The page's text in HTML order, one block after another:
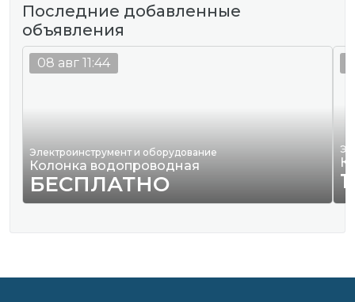
Последние добавленные
объявления
Электроинструмент и оборудование
Колонка водопроводная
БЕСПЛАТНО
08 авг 11:44